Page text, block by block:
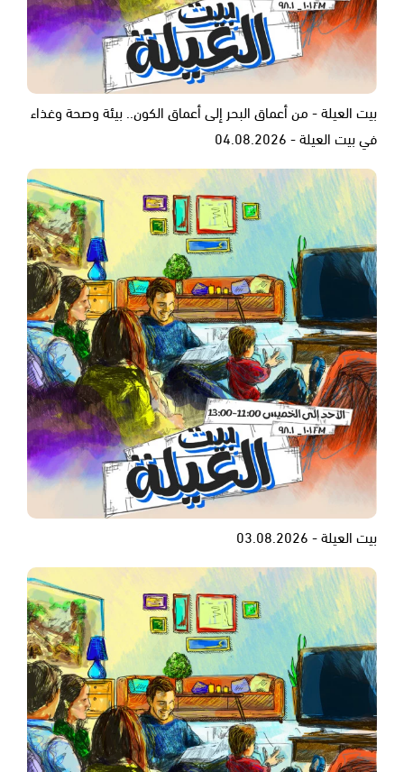
بيت العيلة - من أعماق البحر إلى أعماق الكون.. بيئة وصحة وغذاء
في بيت العيلة - 04.08.2026
بيت العيلة - 03.08.2026